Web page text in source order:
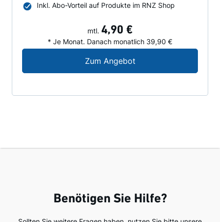
Inkl. Abo-Vorteil auf Produkte im RNZ Shop
mtl. 4,90 €
* Je Monat. Danach monatlich 39,90 €
Zum AngebotDigital-Angebot für
Benötigen Sie Hilfe?